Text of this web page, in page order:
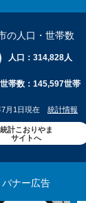
の人口 ・世帯数
人口： 314,828人
世帯数： 145,597世帯
月1日現在 統計情報
統計こおりやま
サイトへ
バナー広告